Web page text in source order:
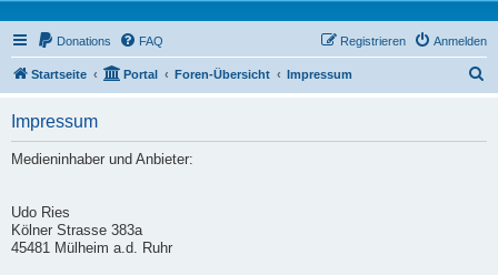
Donations FAQ Anmelden
Registrieren
Startseite Portal Foren-Übersicht Impressum
Impressum
Medieninhaber und Anbieter:
Udo Ries
Kölner Strasse 383a
45481 Mülheim a.d. Ruhr